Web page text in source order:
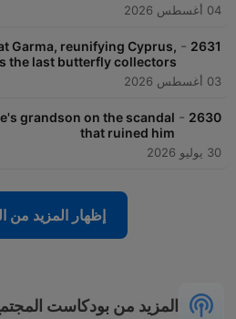
04 أغسطس 2026
2631
-
Garma, reunifying Cyprus,
the last butterfly collectors
03 أغسطس 2026
2630
-
grandson on the scandal
that ruined him
30 يوليو 2026
إظهار المزيد من
المزيد من بودكاست